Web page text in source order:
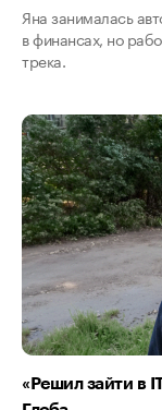
Яна занималась
в финансах, но
трека.
«Решил зайти в